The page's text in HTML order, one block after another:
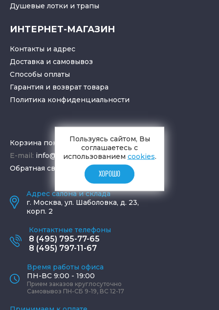
Душевые лотки и трапы
ИНТЕРНЕТ-МАГАЗИН
Контакты и адрес
Доставка и самовывоз
Способы оплаты
Гарантия и возврат товара
Политика конфиденциальности
Корзина покупок
E-mail: info@aquamir.ru
Обратная связь
Адрес салона и склада
г. Москва, ул. Шаболовка, д. 23,
корп. 2
Контактные телефоны
8 (495) 795-77-65
8 (495) 797-11-67
Время работы офиса
ПН-ВС 9:00 - 19:00
Прием заказов круглосуточно
Самовывоз ПН-СБ 9-19, ВС 12-17
Пользуясь сайтом, Вы
соглашаетесь с
использованием cookies.
ХОРОШО